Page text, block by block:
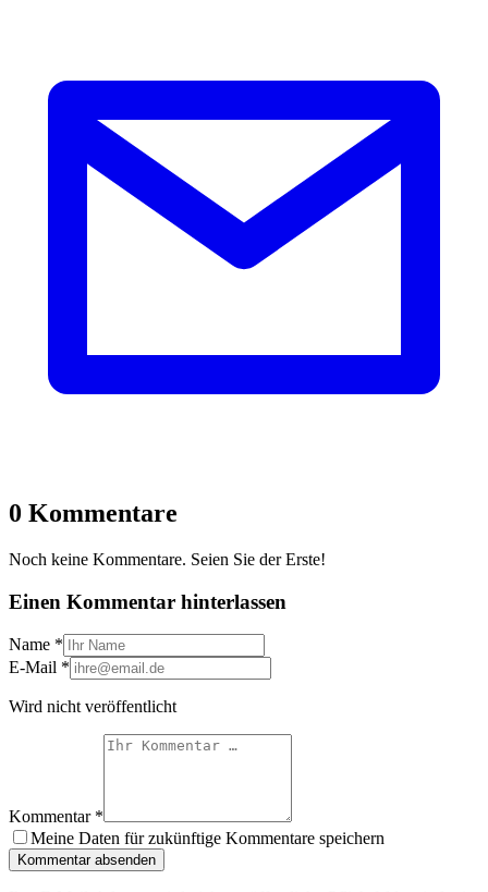
0 Kommentare
Noch keine Kommentare. Seien Sie der Erste!
Einen Kommentar hinterlassen
Name *
E-Mail *
Wird nicht veröffentlicht
Kommentar *
Meine Daten für zukünftige Kommentare speichern
Kommentar absenden